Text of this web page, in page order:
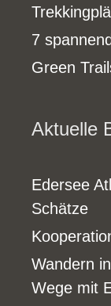
7
Green
Aktuelle
Edersee
Schätze
Wandern
Wege mit